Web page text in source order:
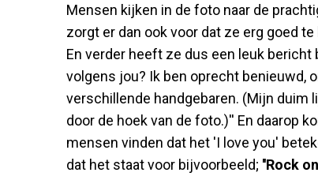
Mensen kijken in de foto naar de
zorgt er dan ook voor dat ze erg goed
En verder heeft ze dus een leuk
volgens jou? Ik ben oprecht benieuwd,
verschillende handgebaren. (Mijn duim
door de hoek van de foto.)'' En daarop
mensen vinden dat het 'I love you'
dat het staat voor bijvoorbeeld; ''Rock